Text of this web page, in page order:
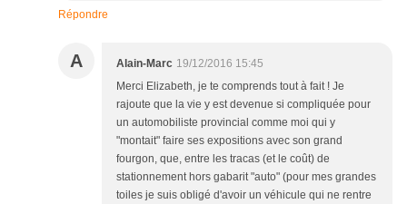
Répondre
A Alain-Marc 19/12/2016 15:45
Merci Elizabeth, je te comprends tout à fait ! Je
rajoute que la vie y est devenue si compliquée pour
un automobiliste provincial comme moi qui y
"montait" faire ses expositions avec son grand
fourgon, que, entre les tracas (et le coût) de
stationnement hors gabarit "auto" (pour mes grandes
toiles je suis obligé d'avoir un véhicule qui ne rentre